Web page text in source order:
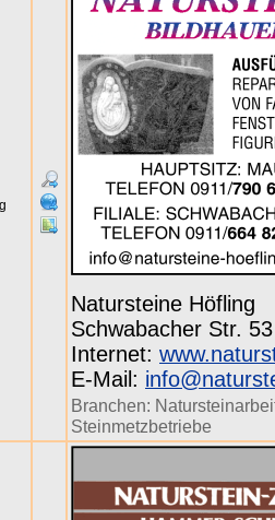
Natursteine Höfling
Schwabacher Str.
Internet:
E-Mail:
Branchen:
Steinmetzbetriebe